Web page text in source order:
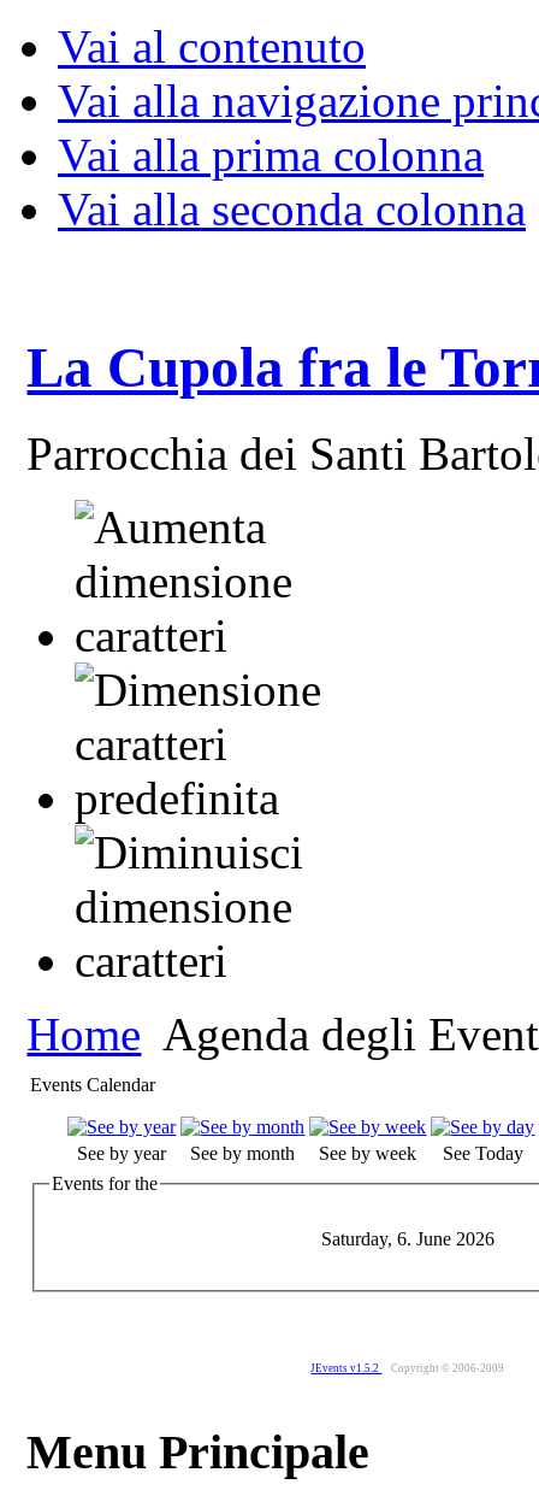
Vai al contenuto
Vai alla navigazione
Vai alla prima colonna
Vai alla seconda colonna
La Cupola fra le
Parrocchia dei Santi
Home Agenda degli
Events Calendar
See by year See by month See by week
See Today
Events for the
Saturday, 6. June 2026
JEvents v1.5.2 Copyright © 2006-2009
Menu Principale